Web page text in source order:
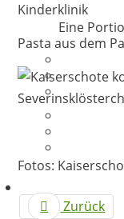
Eine
Pasta aus dem
Fotos:
Zurück